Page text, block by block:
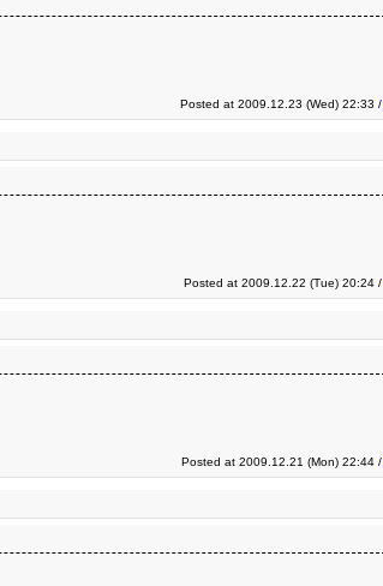
Posted at 2009.12.23 (Wed) 22:33 /
Posted at 2009.12.22 (Tue) 20:24 /
Posted at 2009.12.21 (Mon) 22:44 /